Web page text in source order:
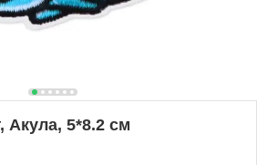
Акула, 5*8.2 см